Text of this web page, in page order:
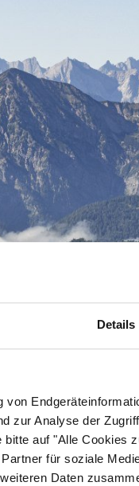
Details
zur Analyse der
auf "Alle Cookies
für soziale
Daten